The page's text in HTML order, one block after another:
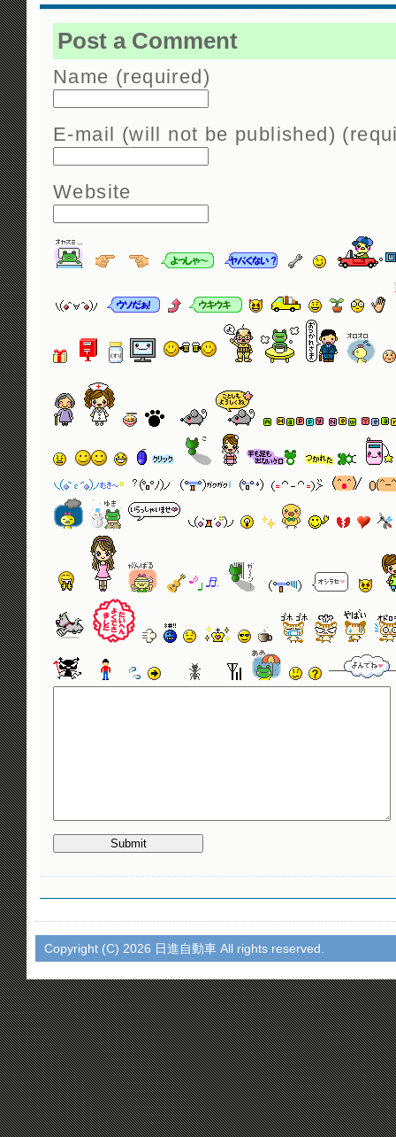
Post a Comment
Name (required)
E-mail (will not be published)
Website
Copyright (C) 2026 日進自動車 All rights reserved.